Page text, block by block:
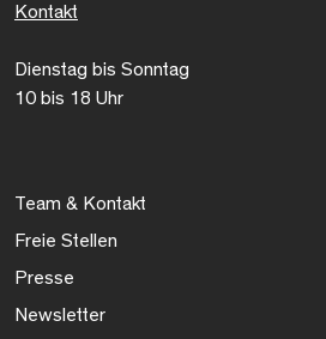
Kontakt
Dienstag bis Sonntag
10 bis 18 Uhr
Team & Kontakt
Freie Stellen
Presse
Newsletter